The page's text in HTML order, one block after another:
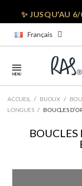
✨ JUSQU’AU
Français
MENU
ACCUEIL BIJOUX
LONGUES
BOUCLES
BOUCLES